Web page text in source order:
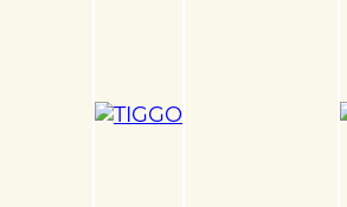
Кузовной ремонт Chery
Тигго 5) в «Детейлингофъ»